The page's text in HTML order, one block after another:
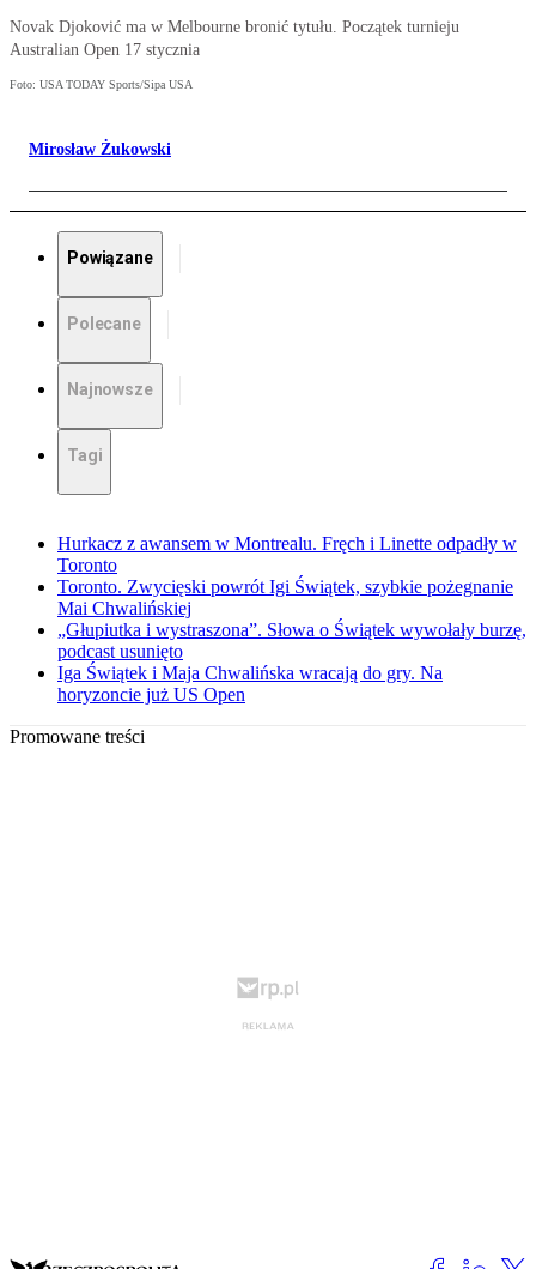
Novak Djoković ma w Melbourne bronić tytułu. Początek turnieju
Australian Open 17 stycznia
Foto: USA TODAY Sports/Sipa USA
Mirosław Żukowski
Powiązane
Polecane
Najnowsze
Tagi
Hurkacz z awansem w Montrealu. Fręch i Linette odpadły w
Toronto
Toronto. Zwycięski powrót Igi Świątek, szybkie pożegnanie
Mai Chwalińskiej
„Głupiutka i wystraszona”. Słowa o Świątek wywołały burzę,
podcast usunięto
Iga Świątek i Maja Chwalińska wracają do gry. Na
horyzoncie już US Open
Promowane treści